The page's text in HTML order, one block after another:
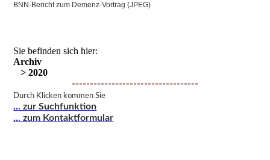
BNN-Bericht zum Demenz-Vortrag (JPEG)
Sie befinden sich hier:
Archiv
> 2020
-----------------------------------
Durch Klicken kommen Sie
... zur Suchfunktion
... zum Kontaktformular